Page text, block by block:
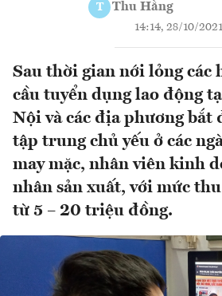
T Thu Hằng
14:14, 28/10/2021
Sau thời gian nới lỏng các
cầu tuyển dụng lao động
Nội và các địa phương bắt
tập trung chủ yếu ở các
may mặc, nhân viên kinh
nhân sản xuất, với mức
từ 5 – 20 triệu đồng.